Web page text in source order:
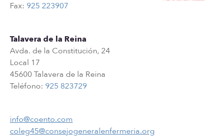
Fax: 925 223907
Talavera de la Reina
Avda. de la Constitución, 24
Local 17
45600 Talavera de la Reina
Teléfono: 925 823729
info@coento.com
coleg45@consejogeneralenfermeria.org